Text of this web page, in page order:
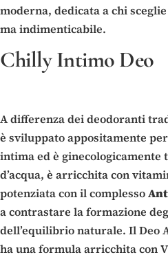
moderna, dedicata a chi
ma indimenticabile.
Chilly Intimo Deo
A differenza dei deodoranti
è sviluppato appositamente
intima ed è ginecologicamente
d’acqua, è arricchita con
potenziata con il complesso
a contrastare la formazione
dell’equilibrio naturale. Il Deo
ha una formula arricchita con